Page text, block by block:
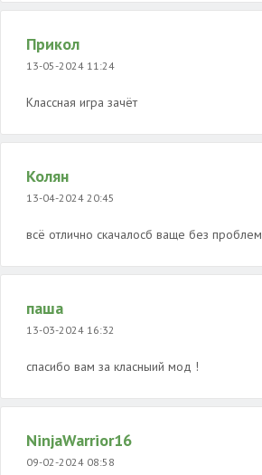
Прикол
13-05-2024 11:24
Классная игра зачёт
Колян
13-04-2024 20:45
всё отлично скачалосб ваще без проблем
паша
13-03-2024 16:32
спасибо вам за класныий мод !
NinjaWarrior16
09-02-2024 08:58